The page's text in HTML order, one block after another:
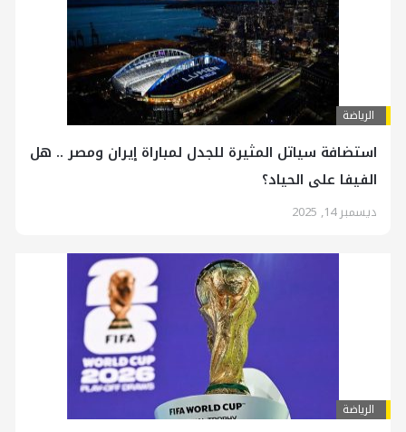
الرياضة
استضافة سياتل المثيرة للجدل لمباراة إيران ومصر .. هل
الفيفا على الحياد؟
ديسمبر 14, 2025
الرياضة